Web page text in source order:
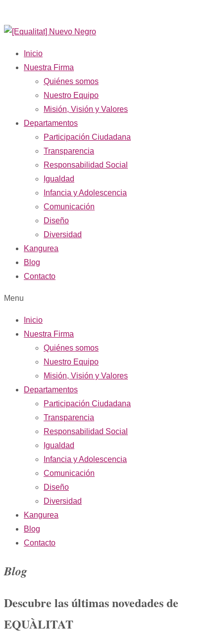
Inicio
Nuestra Firma
Quiénes somos
Nuestro Equipo
Misión, Visión y Valores
Departamentos
Participación Ciudadana
Transparencia
Responsabilidad Social
Igualdad
Infancia y Adolescencia
Comunicación
Diseño
Diversidad
Kangurea
Blog
Contacto
Menu
Inicio
Nuestra Firma
Quiénes somos
Nuestro Equipo
Misión, Visión y Valores
Departamentos
Participación Ciudadana
Transparencia
Responsabilidad Social
Igualdad
Infancia y Adolescencia
Comunicación
Diseño
Diversidad
Kangurea
Blog
Contacto
Blog
Descubre las últimas novedades de
EQUÀLITAT